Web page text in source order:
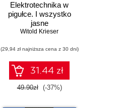
Elektrotechnika w
pigułce. I wszystko
jasne
Witold Krieser
(29,94 zł najniższa cena z 30 dni)
31.44 zł
49.90zł (-37%)